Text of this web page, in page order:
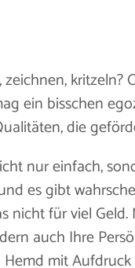
kritzeln?
ein bisschen
die
nur einfach,
es gibt
nicht für viel
auch Ihre
mit